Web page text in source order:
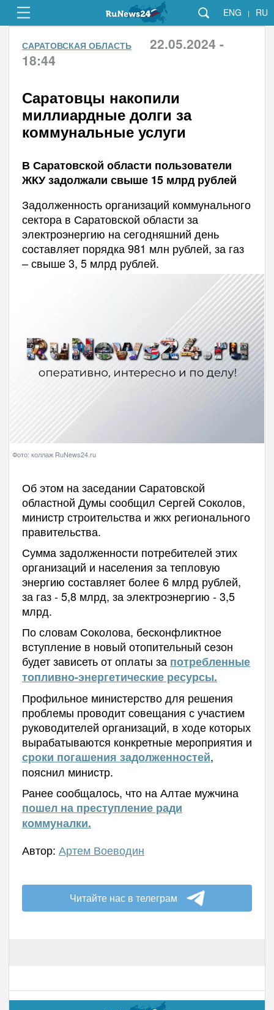
ENG | RU
САРАТОВСКАЯ ОБЛАСТЬ
22.05.2024 -
18:44
Саратовцы накопили
миллиардные долги за
коммунальные услуги
В Саратовской области пользователи
ЖКУ задолжали свыше 15 млрд рублей
Задолженность организаций коммунального
сектора в Саратовской области за
электроэнергию на сегодняшний день
составляет порядка 981 млн рублей, за газ
– свыше 3, 5 млрд рублей.
Фото: коллаж RuNews24.ru
Об этом на заседании Саратовской
областной Думы сообщил Сергей Соколов,
министр строительства и жкх регионального
правительства.
Сумма задолженности потребителей этих
организаций и населения за тепловую
энергию составляет более 6 млрд рублей,
за газ - 5,8 млрд, за электроэнергию - 3,5
млрд.
По словам Соколова, бесконфликтное
вступление в новый отопительный сезон
будет зависеть от оплаты за потребленные
топливно-энергетические ресурсы.
Профильное министерство для решения
проблемы проводит совещания с участием
руководителей организаций, в ходе которых
вырабатываются конкретные мероприятия и
сроки погашения задолженностей,
пояснил министр.
Ранее сообщалось, что на Алтае мужчина
пошел на преступление ради
коммуналки.
Автор: Артем Воеводин
Читайте нас в телеграм